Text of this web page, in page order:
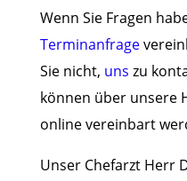
Wenn Sie Fragen
Terminanfrage
Sie nicht, uns zu
können über unsere
online vereinbart
Unser Chefarzt Herr